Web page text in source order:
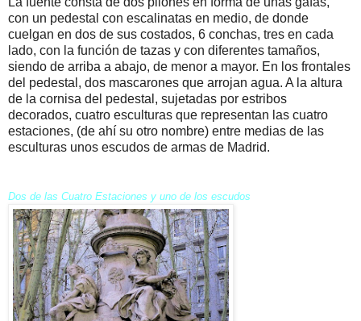
con un pedestal con escalinatas en medio, de donde
cuelgan en dos de sus costados, 6 conchas, tres en cada
lado, con la función de tazas y con diferentes tamaños,
siendo de arriba a abajo, de menor a mayor. En los frontales
del pedestal, dos mascarones que arrojan agua. A la altura
de la cornisa del pedestal, sujetadas por estribos
decorados, cuatro esculturas que representan las cuatro
estaciones, (de ahí su otro nombre) entre medias de las
esculturas unos escudos de armas de Madrid.
Dos de las Cuatro Estaciones y uno de los escudos